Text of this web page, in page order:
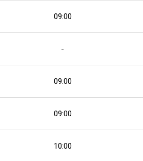
09:00
-
09:00
09:00
10:00